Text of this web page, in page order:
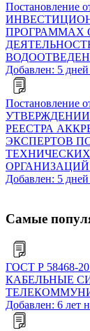
Постановление
ПРОГРАММАХ
Добавлен: 5 дней
Постановление
РЕЕСТРА
ЭКСПЕРТОВ
Добавлен: 5 дней
Самые
ГОСТ Р
КАБЕЛЬНЫЕ
Добавлен: 6 лет